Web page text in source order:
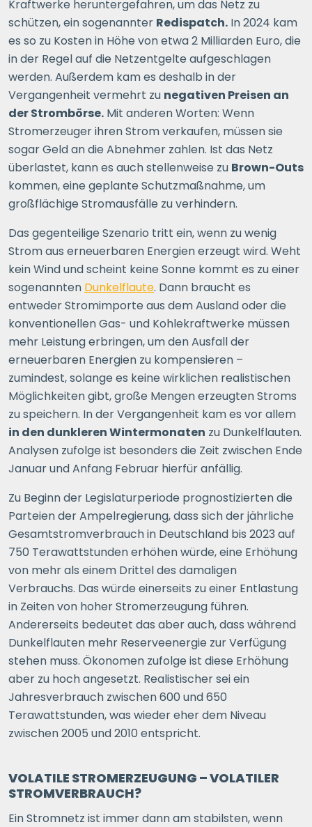
Kraftwerke heruntergefahren, um das Netz zu
schützen, ein sogenannter Redispatch. In 2024 kam
es so zu Kosten in Höhe von etwa 2 Milliarden Euro, die
in der Regel auf die Netzentgelte aufgeschlagen
werden. Außerdem kam es deshalb in der
Vergangenheit vermehrt zu negativen Preisen an
der Strombörse. Mit anderen Worten: Wenn
Stromerzeuger ihren Strom verkaufen, müssen sie
sogar Geld an die Abnehmer zahlen. Ist das Netz
überlastet, kann es auch stellenweise zu Brown-Outs
kommen, eine geplante Schutzmaßnahme, um
großflächige Stromausfälle zu verhindern.
Das gegenteilige Szenario tritt ein, wenn zu wenig
Strom aus erneuerbaren Energien erzeugt wird. Weht
kein Wind und scheint keine Sonne kommt es zu einer
sogenannten Dunkelflaute. Dann braucht es
entweder Stromimporte aus dem Ausland oder die
konventionellen Gas- und Kohlekraftwerke müssen
mehr Leistung erbringen, um den Ausfall der
erneuerbaren Energien zu kompensieren –
zumindest, solange es keine wirklichen realistischen
Möglichkeiten gibt, große Mengen erzeugten Stroms
zu speichern. In der Vergangenheit kam es vor allem
in den dunkleren Wintermonaten zu Dunkelflauten.
Analysen zufolge ist besonders die Zeit zwischen Ende
Januar und Anfang Februar hierfür anfällig.
Zu Beginn der Legislaturperiode prognostizierten die
Parteien der Ampelregierung, dass sich der jährliche
Gesamtstromverbrauch in Deutschland bis 2023 auf
750 Terawattstunden erhöhen würde, eine Erhöhung
von mehr als einem Drittel des damaligen
Verbrauchs. Das würde einerseits zu einer Entlastung
in Zeiten von hoher Stromerzeugung führen.
Andererseits bedeutet das aber auch, dass während
Dunkelflauten mehr Reserveenergie zur Verfügung
stehen muss. Ökonomen zufolge ist diese Erhöhung
aber zu hoch angesetzt. Realistischer sei ein
Jahresverbrauch zwischen 600 und 650
Terawattstunden, was wieder eher dem Niveau
zwischen 2005 und 2010 entspricht.
VOLATILE STROMERZEUGUNG – VOLATILER
STROMVERBRAUCH?
Ein Stromnetz ist immer dann am stabilsten, wenn